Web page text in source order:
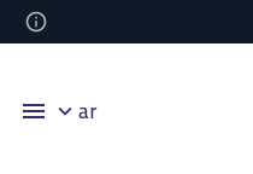
ar